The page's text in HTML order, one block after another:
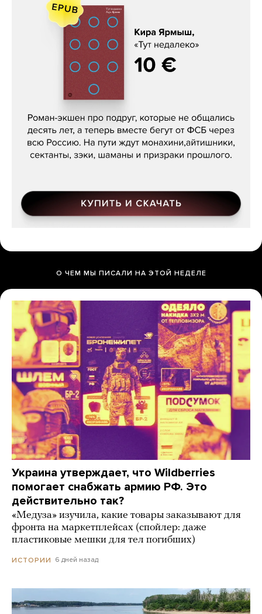
Кира Ярмыш, «Тут недалеко»
О ЧЕМ МЫ ПИСАЛИ НА ЭТОЙ НЕДЕЛЕ
Украина утверждает, что Wildberries
помогает снабжать армию РФ. Это
действительно так?
«Медуза» изучила, какие товары заказывают для
фронта на маркетплейсах (спойлер: даже
пластиковые мешки для тел погибших)
ИСТОРИИ 6 дней назад